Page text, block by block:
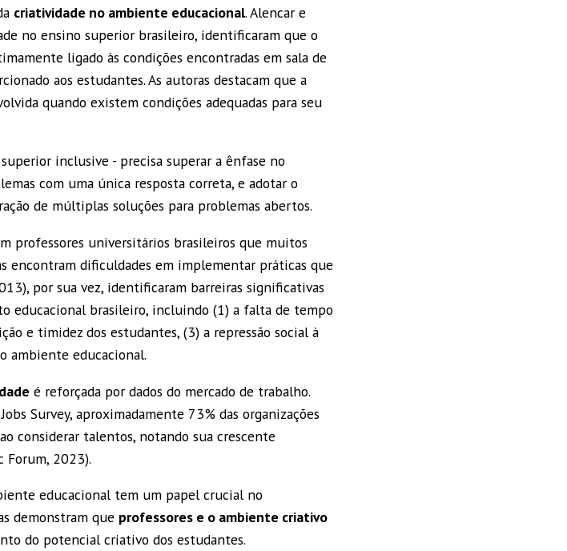
criatividade no ambiente educacional. Alencar e
no ensino superior brasileiro, identificaram que o
ligado às condições encontradas em sala de
aos estudantes. As autoras destacam que a
quando existem condições adequadas para seu
inclusive - precisa superar a ênfase no
com uma única resposta correta, e adotar o
de múltiplas soluções para problemas abertos.
professores universitários brasileiros que muitos
encontram dificuldades em implementar práticas que
por sua vez, identificaram barreiras significativas
educacional brasileiro, incluindo (1) a falta de tempo
e timidez dos estudantes, (3) a repressão social à
ambiente educacional.
é reforçada por dados do mercado de trabalho.
Survey, aproximadamente 73% das organizações
considerar talentos, notando sua crescente
Forum, 2023).
educacional tem um papel crucial no
demonstram que professores e o ambiente criativo
do potencial criativo dos estudantes.